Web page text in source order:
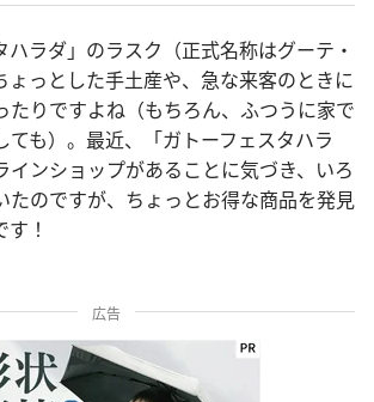
ハラダ」のラスク（正式名称はグーテ・
ょっとした手土産や、急な来客のときに
たりですよね（もちろん、ふつうに家で
ても）。最近、「ガトーフェスタハラ
インショップがあることに気づき、いろ
たのですが、ちょっとお得な商品を発見
！
広告